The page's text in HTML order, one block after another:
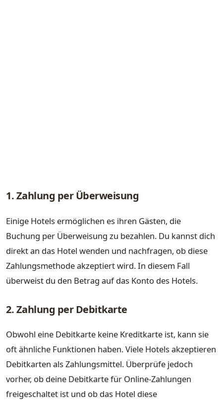
1. Zahlung per Überweisung
Einige Hotels ermöglichen es ihren Gästen, die
Buchung per Überweisung zu bezahlen. Du kannst dich
direkt an das Hotel wenden und nachfragen, ob diese
Zahlungsmethode akzeptiert wird. In diesem Fall
überweist du den Betrag auf das Konto des Hotels.
2. Zahlung per Debitkarte
Obwohl eine Debitkarte keine Kreditkarte ist, kann sie
oft ähnliche Funktionen haben. Viele Hotels akzeptieren
Debitkarten als Zahlungsmittel. Überprüfe jedoch
vorher, ob deine Debitkarte für Online-Zahlungen
freigeschaltet ist und ob das Hotel diese